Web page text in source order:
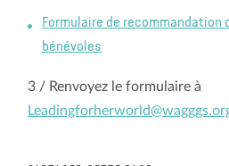
Formulaire de recommandation
bénévoles
3 / Renvoyez le formulaire à